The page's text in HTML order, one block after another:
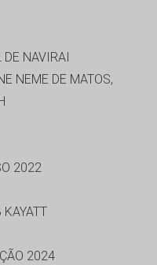
NAVIRAI
NEME DE MATOS,
2022
2024